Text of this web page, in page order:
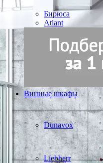
Бирюса
Atlant
Винные шкафы
Dunavox
Liebherr